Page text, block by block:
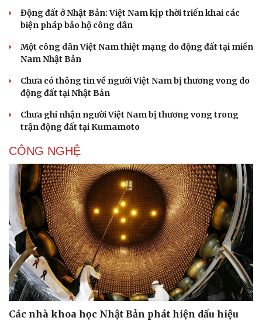
Văn hóa
Sân khấu - Điện ảnh
Văn học
Âm nhạc
Di sản
Thời trang
Sao Việt
Động đất ở Nhật Bản: Việt Nam kịp thời triển khai các
biện pháp bảo hộ công dân
Một công dân Việt Nam thiệt mạng do động đất tại miền
Nam Nhật Bản
Chưa có thông tin về người Việt Nam bị thương vong do
động đất tại Nhật Bản
Chưa ghi nhận người Việt Nam bị thương vong trong
trận động đất tại Kumamoto
CÔNG NGHỆ
Các nhà khoa học Nhật Bản phát hiện dấu hiệu